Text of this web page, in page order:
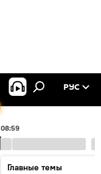
РУС
08:59
Главные темы